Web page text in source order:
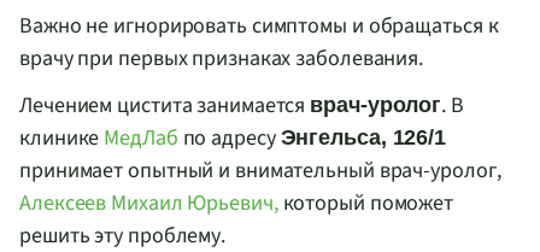
Важно не игнорировать симптомы и обращаться к
врачу при первых признаках заболевания.
Лечением цистита занимается врач-уролог. В
клинике МедЛаб по адресу Энгельса, 126/1
принимает опытный и внимательный врач-уролог,
Алексеев Михаил Юрьевич,который поможет
решить эту проблему.